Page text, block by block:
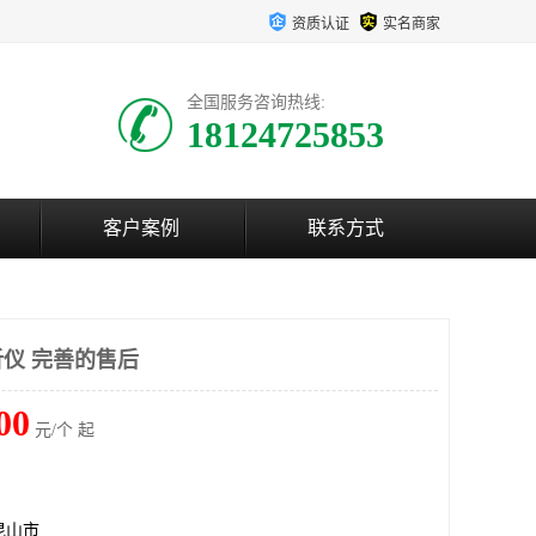
资质认证 实名商家
全国服务咨询热线:
18124725853
客户案例 联系方式
完善的售后
元/个 起
山市